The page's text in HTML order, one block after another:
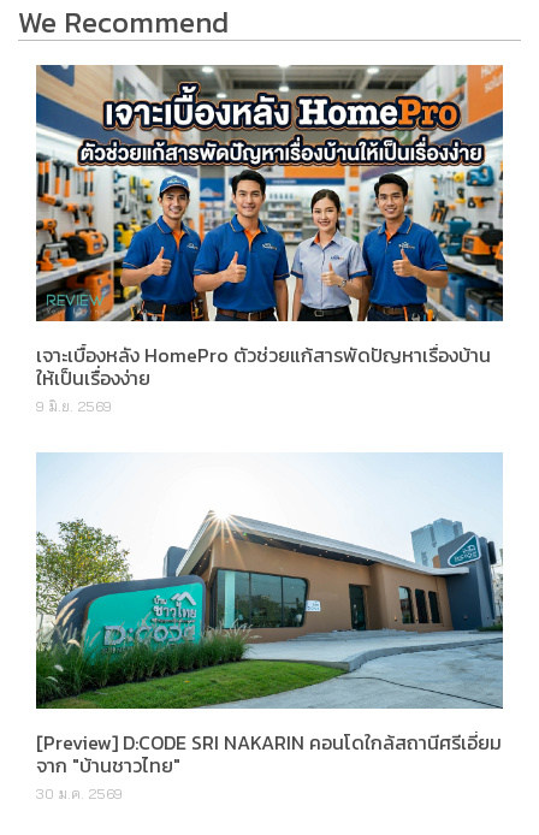
We Recommend
เจาะเบื้องหลัง HomePro ตัวช่วยแก้สารพัดปัญหาเรื่องบ้าน
ให้เป็นเรื่องง่าย
9 มิ.ย. 2569
[Preview] D:CODE SRI NAKARIN คอนโดใกล้สถานีศรีเอี่ยม
จาก "บ้านชาวไทย"
30 ม.ค. 2569